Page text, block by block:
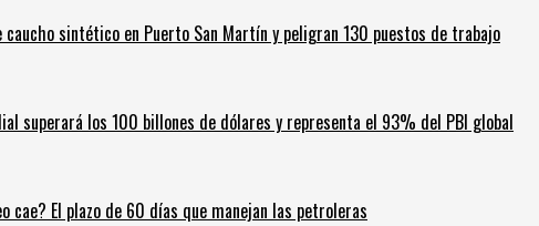
caucho sintético en Puerto San Martín y peligran 130 puestos de trabajo
superará los 100 billones de dólares y representa el 93% del PBI global
cae? El plazo de 60 días que manejan las petroleras